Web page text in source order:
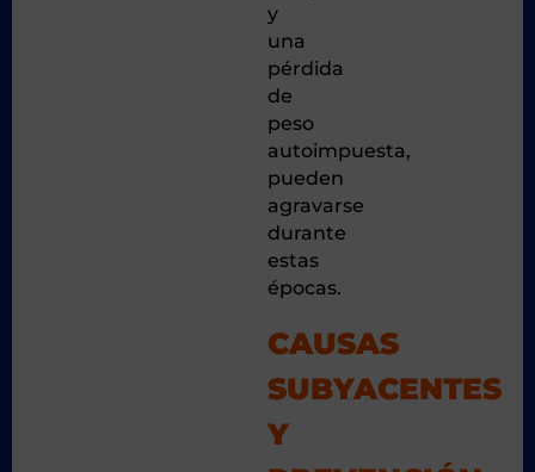
y
una
pérdida
de
peso
autoimpuesta,
pueden
agravarse
durante
estas
épocas.
CAUSAS
SUBYACENTES
Y